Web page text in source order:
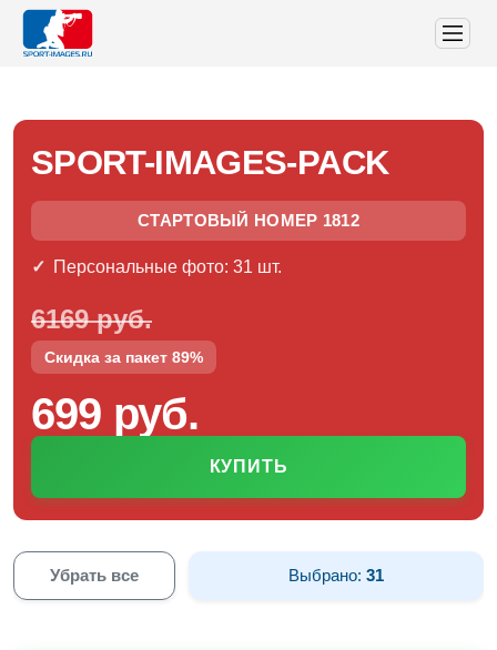
SPORT-IMAGES-PACK
СТАРТОВЫЙ НОМЕР 1812
Персональные фото: 31 шт.
6169 руб.
Скидка за пакет 89%
699 руб.
КУПИТЬ
Убрать все Выбрано:31